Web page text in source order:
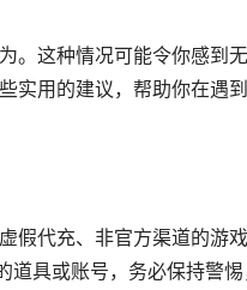
。这种情况可能令你感到
实用的建议，帮助你在遇
假代充、非官方渠道的游
具或账号，务必保持警惕